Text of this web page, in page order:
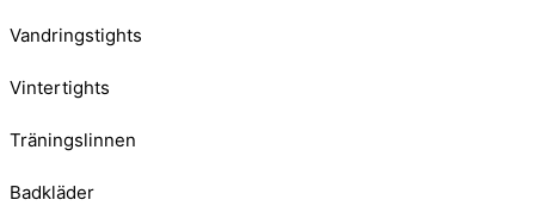
Vandringstights
Vintertights
Träningslinnen
Badkläder